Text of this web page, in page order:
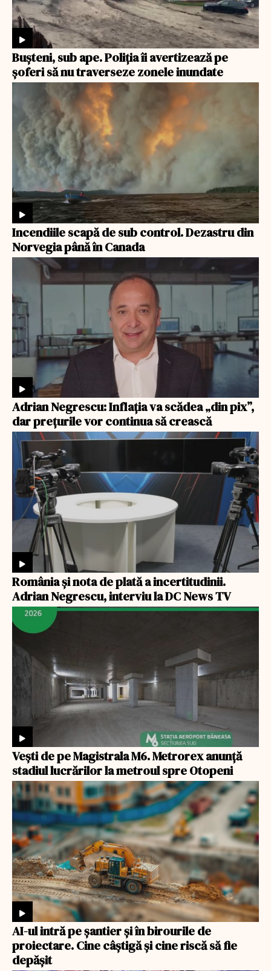
Bușteni, sub ape. Poliția îi avertizează pe
șoferi să nu traverseze zonele inundate
Incendiile scapă de sub control. Dezastru din
Norvegia până în Canada
Adrian Negrescu: Inflația va scădea „din pix”,
dar prețurile vor continua să crească
România şi nota de plată a incertitudinii.
Adrian Negrescu, interviu la DC News TV
Veşti de pe Magistrala M6. Metrorex anunță
stadiul lucrărilor la metroul spre Otopeni
AI-ul intră pe șantier și în birourile de
proiectare. Cine câștigă și cine riscă să fie
depășit